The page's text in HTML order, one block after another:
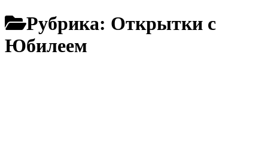
Рубрика: Открытки с
Юбилеем